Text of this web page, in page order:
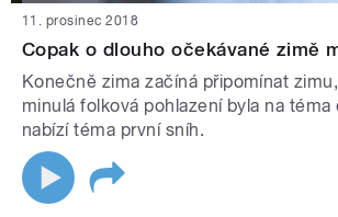
11. prosinec 2018
Copak o dlouho očekávané zimě
Konečně zima začíná připomínat
minulá folková pohlazení byla na
nabízí téma první sníh.